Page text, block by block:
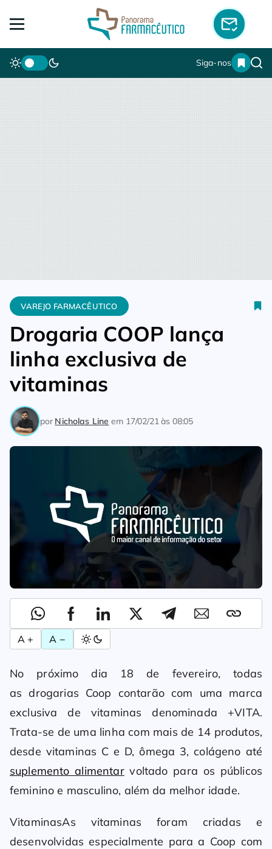
Siga-nos
Home Varejo Farmacêutico Drogaria COOP lança linha
VAREJO FARMACÊUTICO
Drogaria COOP lança
linha exclusiva de
vitaminas
por Nicholas Line em 17/02/21 às 08:05
A + A −
No próximo dia 18 de fevereiro, todas
as drogarias Coop contarão com uma marca
exclusiva de vitaminas denominada +VITA.
Trata-se de uma linha com mais de 14 produtos,
desde vitaminas C e D, ômega 3, colágeno até
suplemento alimentarvoltado para os públicos
feminino e masculino, além da melhor idade.
VitaminasAs vitaminas foram criadas e
desenvolvidas especialmente para a Coop com